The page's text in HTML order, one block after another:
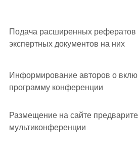
Подача расширенных рефератов
экспертных документов на них
Информирование авторов о
программу конференции
Размещение на сайте
мультиконференции